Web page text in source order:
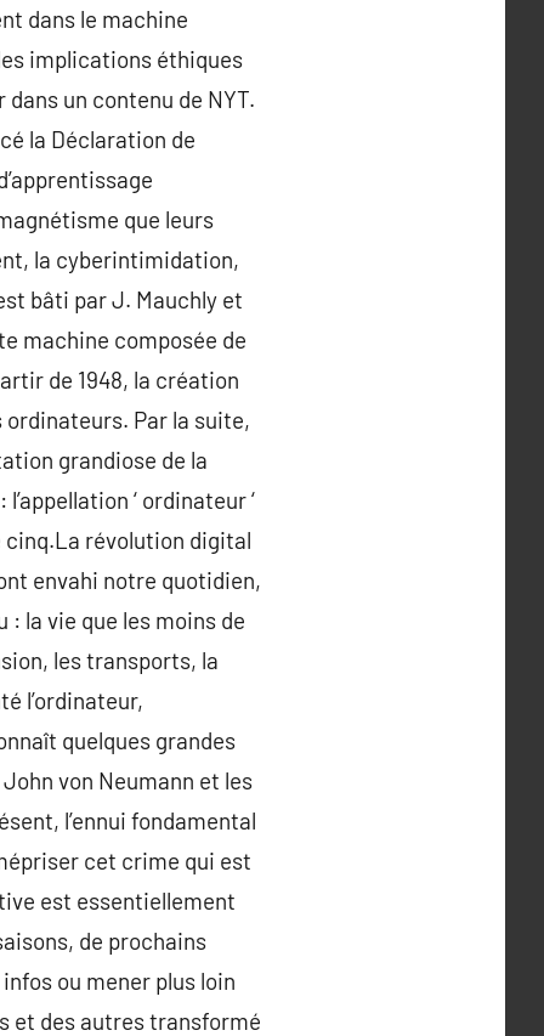
dans le machine
implications éthiques
un contenu de NYT.
la Déclaration de
que leurs
la cyberintimidation,
bâti par J. Mauchly et
machine composée de
de 1948, la création
Par la suite,
grandiose de la
‘ ordinateur ‘
cinq.La révolution digital
envahi notre quotidien,
la vie que les moins de
les transports, la
l’ordinateur,
quelques grandes
von Neumann et les
l’ennui fondamental
cet crime qui est
est essentiellement
de prochains
ou mener plus loin
et des autres transformé